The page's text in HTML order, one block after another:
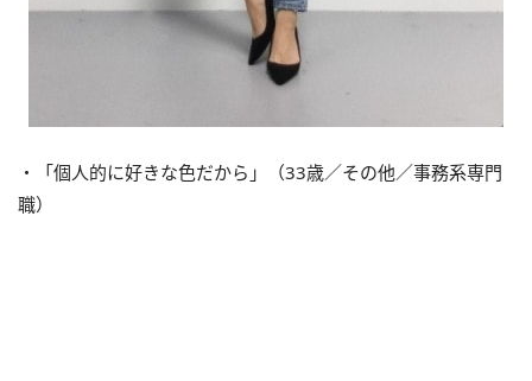
・「個人的に好きな色だから」（33歳／その他／事務系専門
職）